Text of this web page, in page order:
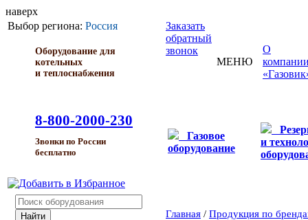
наверх
Выбор региона: Россия
Оборудование для
котельных
и теплоснабжения
8-800-2000-230
Звонки по России
бесплатно
Заказать
обратный
звонок
МЕНЮ
О
Газовое
оборудование
и
Главная / Продукция по